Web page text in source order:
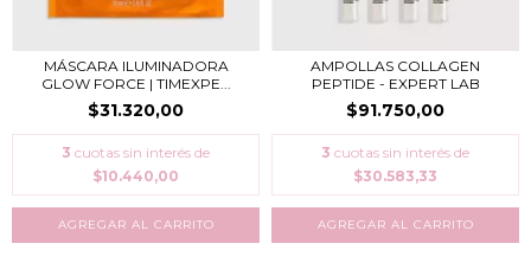
MÁSCARA ILUMINADORA
GLOW FORCE | TIMEXPE...
$31.320,00
3 cuotas sin interés de
$10.440,00
AMPOLLAS COLLAGEN
PEPTIDE - EXPERT LAB
$91.750,00
3 cuotas sin interés de
$30.583,33